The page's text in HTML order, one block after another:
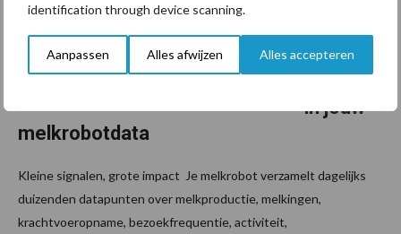
identification through device scanning.
Aanpassen Alles afwijzen Alles accepteren
verborg
en
kansen
in jouw
melkrobotdata
Kleine signalen, grote impact Je melkrobot verzamelt dagelijks
duizenden datapunten over melkproductie, melkingen,
krachtvoeropname, bezoekfrequentie, activiteit,